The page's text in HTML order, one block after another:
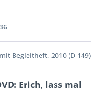
Begleitheft, 2010 (D 149)
Erich, lass mal